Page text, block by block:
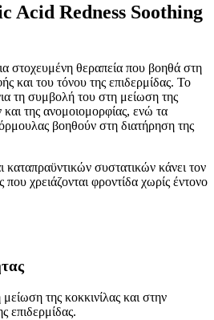
Acid Redness Soothing
στοχευμένη θεραπεία που βοηθά στη
και του τόνου της επιδερμίδας. Το
τη συμβολή του στη μείωση της
της ανομοιομορφίας, ενώ τα
βοηθούν στη διατήρηση της
συστατικών κάνει τον
που χρειάζονται φροντίδα χωρίς έντονο
της κοκκινίλας και στην
επιδερμίδας.